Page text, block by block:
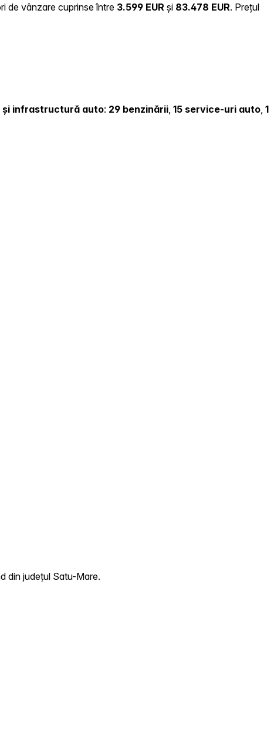
de vânzare cuprinse între 3.599 EUR și 83.478 EUR. Prețul
și infrastructură auto: 29 benzinării, 15 service-uri auto, 1
din județul Satu-Mare.